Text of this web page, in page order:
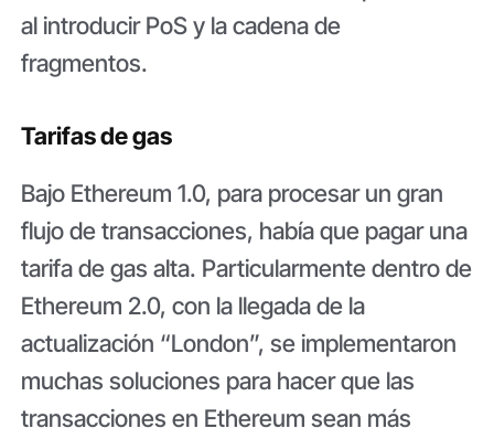
al introducir PoS y la cadena de
fragmentos.
Tarifas de gas
Bajo Ethereum 1.0, para procesar un gran
flujo de transacciones, había que pagar una
tarifa de gas alta. Particularmente dentro de
Ethereum 2.0, con la llegada de la
actualización “London”, se implementaron
muchas soluciones para hacer que las
transacciones en Ethereum sean más